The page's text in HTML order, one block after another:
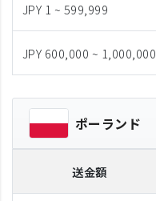
JPY 1 ~ 599,999
JPY 600,000 ~ 1,000,000
ポーランド
送金額